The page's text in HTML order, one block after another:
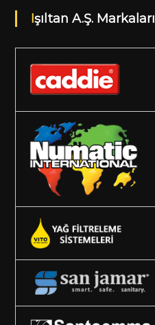
Işıltan A.Ş. Markaları